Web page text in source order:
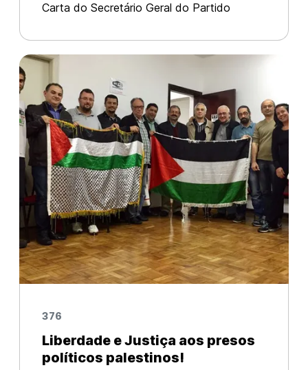
Carta do Secretário Geral do Partido
A todos os e as camaradas da UJC que
participaram do 55o. Congresso Nacional
da União Nacional dos Estudantes-
CONUNE.
376
Liberdade e Justiça aos presos
políticos palestinos!